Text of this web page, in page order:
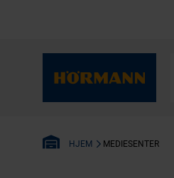
HJEM MEDIESENTER